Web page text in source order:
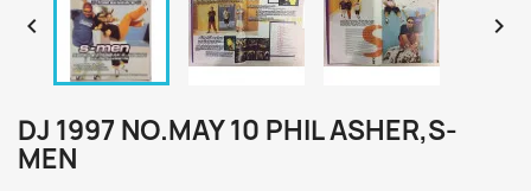
 
DJ 1997 NO.MAY 10 PHIL ASHER,S-
MEN